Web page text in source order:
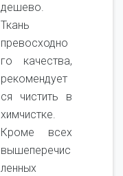
дешево.
Ткань
превосходно
го качества,
рекомендует
ся чистить в
химчистке.
Кроме всех
вышеперечис
ленных